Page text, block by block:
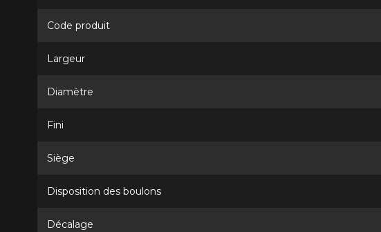
Code produit
Largeur
Diamètre
Fini
Siège
Disposition des boulons
Décalage